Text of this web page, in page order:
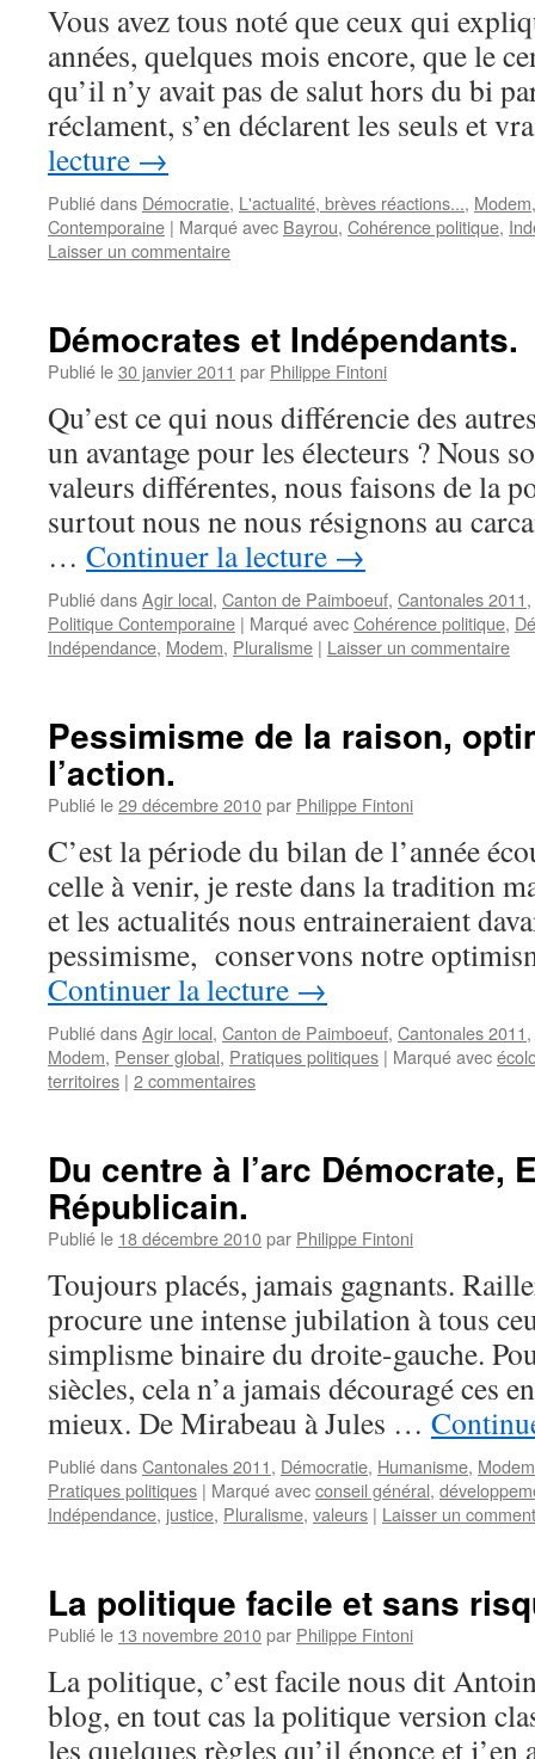
Vous avez tous noté que ceux qui
années, quelques mois encore, que le
qu’il n’y avait pas de salut hors du bi
réclament, s’en déclarent les seuls et
lecture →
Publié dans Démocratie, L'actualité, brèves réactions..., Modem
Contemporaine | Marqué avec Bayrou, Cohérence politique,
Laisser un commentaire
Démocrates et Indépendants.
Publié le30 janvier 2011 par Philippe Fintoni
Qu’est ce qui nous différencie des
un avantage pour les électeurs ? Nous
valeurs différentes, nous faisons de la
surtout nous ne nous résignons au
… Continuer la lecture →
Publié dansAgir local, Canton de Paimboeuf, Cantonales 2011,
Politique Contemporaine | Marqué avecCohérence politique,
Indépendance, Modem, Pluralisme | Laisser un commentaire
Pessimisme de la raison,
l’action.
Publié le29 décembre 2010par Philippe Fintoni
C’est la période du bilan de l’année
celle à venir, je reste dans la tradition
et les actualités nous entraineraient
pessimisme, conservons notre
Continuer la lecture →
Publié dansAgir local, Canton de Paimboeuf, Cantonales 2011,
Modem, Penser global, Pratiques politiques | Marqué avec
territoires | 2 commentaires
Du centre à l’arc Démocrate,
Républicain.
Publié le 18 décembre 2010par Philippe Fintoni
Toujours placés, jamais gagnants.
procure une intense jubilation à tous
simplisme binaire du droite-gauche.
siècles, cela n’a jamais découragé ces
mieux. De Mirabeau à Jules …
Publié dansCantonales 2011, Démocratie, Humanisme, Modem
Pratiques politiques | Marqué avecconseil général,
Indépendance, justice, Pluralisme, valeurs | Laisser un
La politique facile et sans
Publié le 13 novembre 2010par Philippe Fintoni
La politique, c’est facile nous dit
blog, en tout cas la politique version
les quelques règles qu’il énonce et j’en